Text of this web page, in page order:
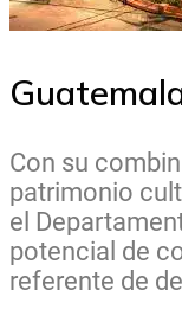
Con su
patrimonio
el
potencial de
referente de